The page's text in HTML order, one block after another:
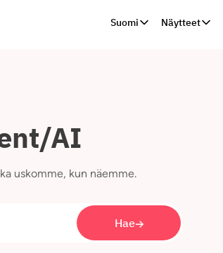
Suomi Näytteet
AI
uskomme, kun näemme.
Hae